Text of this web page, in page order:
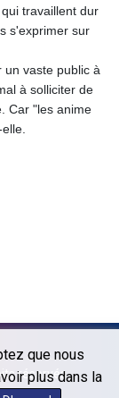
que nous
plus dans la
NGN
1364.860377
NOK 9.51237
NPR 151.800372
NZD 1.701115
RON 4.536304
RUB 81.598409
RWF
travaillent dur
s'exprimer sur
un vaste public à
à solliciter de
Car "les anime
réservés